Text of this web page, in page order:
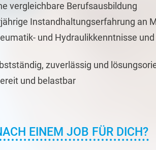
vergleichbare Berufsausbildung
Instandhaltungserfahrung an
und Hydraulikkenntnisse
zuverlässig und
und belastbar
EINEM JOB FÜR DICH?